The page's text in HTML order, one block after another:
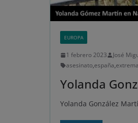
EUROPA
1 febrero 2023
José
asesinato,españa,
Yolanda
Yolanda González